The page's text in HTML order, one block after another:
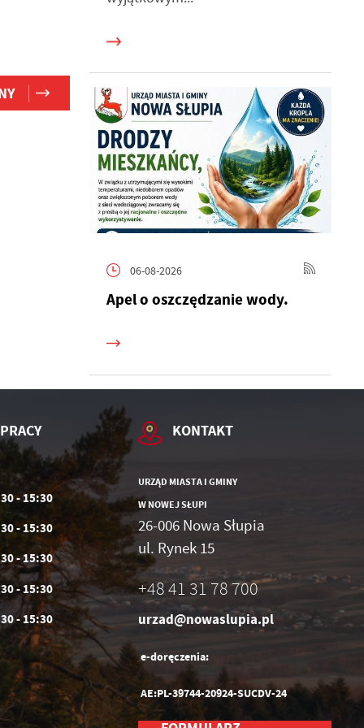
06-08-2026
Apel o oszczędzanie wody.
- 15:30
- 15:30
- 15:30
- 15:30
- 15:30
KONTAKT
URZĄD MIASTA I GMINY
W NOWEJ SŁUPI
26-006 Nowa Słupia
ul. Rynek 15
+48 41 31 78 700
urzad@nowaslupia.pl
e-doręczenia:
AE:PL-39744-20924-SUCDV-24